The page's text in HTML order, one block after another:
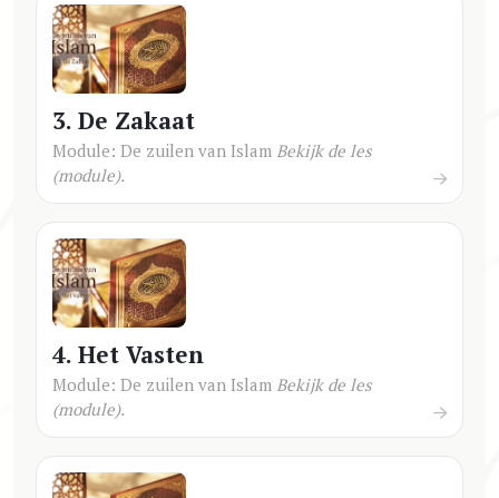
3. De Zakaat
Module: De zuilen van Islam Bekijk de les
(module).
4. Het Vasten
Module: De zuilen van Islam Bekijk de les
(module).